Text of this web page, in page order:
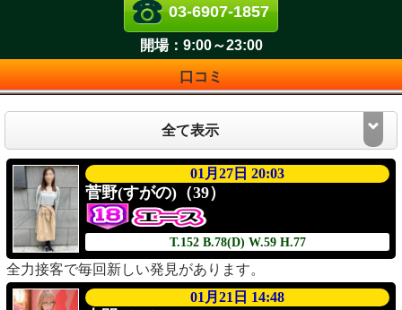
03-6907-1857
開場： 9:00～23:00
口コミ
全て表示
01月27日 20:03
菅野(すがの)（39）
T.152 B.78(D) W.59 H.77
全力接客で毎回新しい発見があります。
01月21日 14:48